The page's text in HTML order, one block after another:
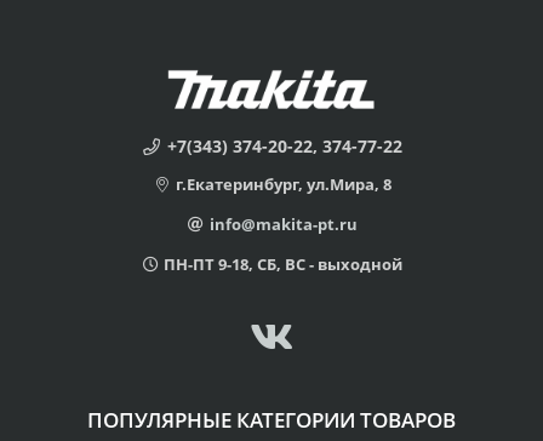
+7(343) 374-20-22, 374-77-22
г.Екатеринбург, ул.Мира, 8
info@makita-pt.ru
ПН-ПТ 9-18, СБ, ВС - выходной
ПОПУЛЯРНЫЕ КАТЕГОРИИ ТОВАРОВ